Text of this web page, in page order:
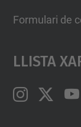
Formulari de
Llista